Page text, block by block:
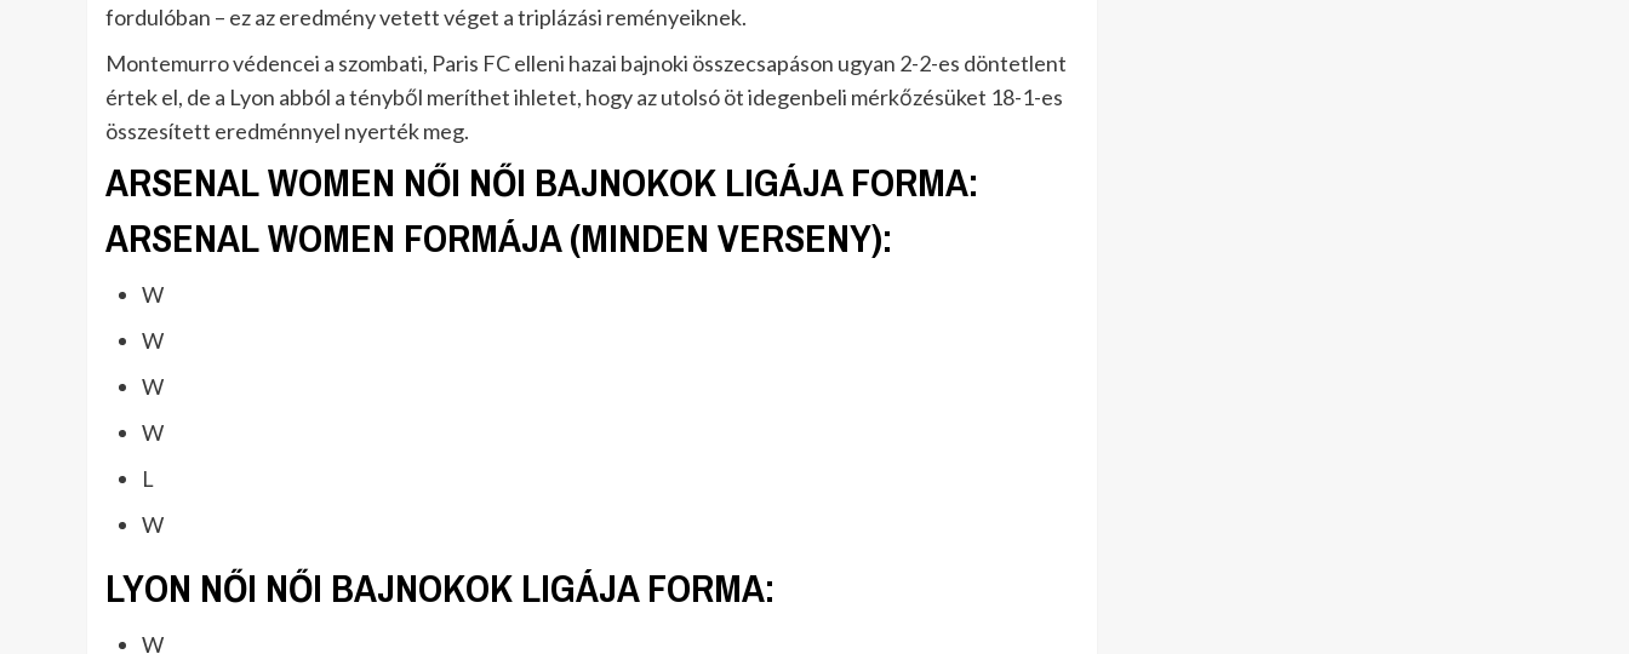
fordulóban – ez az eredmény vetett véget a triplázási reményeiknek.
Montemurro védencei a szombati, Paris FC elleni hazai bajnoki összecsapáson ugyan 2-2-es döntetlent
értek el, de a Lyon abból a tényből meríthet ihletet, hogy az utolsó öt idegenbeli mérkőzésüket 18-1-es
összesített eredménnyel nyerték meg.
ARSENAL WOMEN NŐI NŐI BAJNOKOK LIGÁJA FORMA:
ARSENAL WOMEN FORMÁJA (MINDEN VERSENY):
W
W
W
W
L
W
LYON NŐI NŐI BAJNOKOK LIGÁJA FORMA:
W